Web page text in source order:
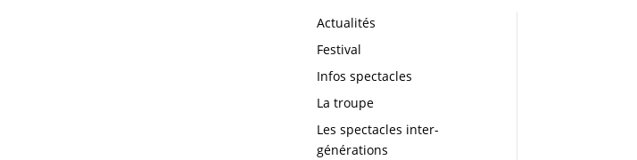
Actualités
Festival
Infos spectacles
La troupe
Les spectacles inter-
générations